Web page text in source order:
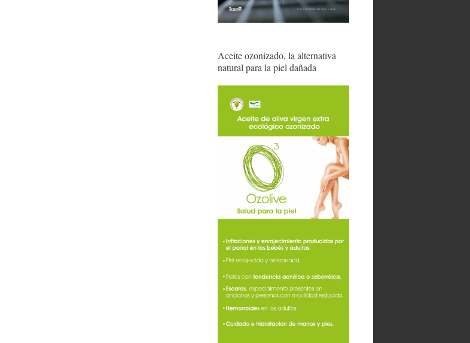
Aceite ozonizado, la alternativa
natural para la piel dañada